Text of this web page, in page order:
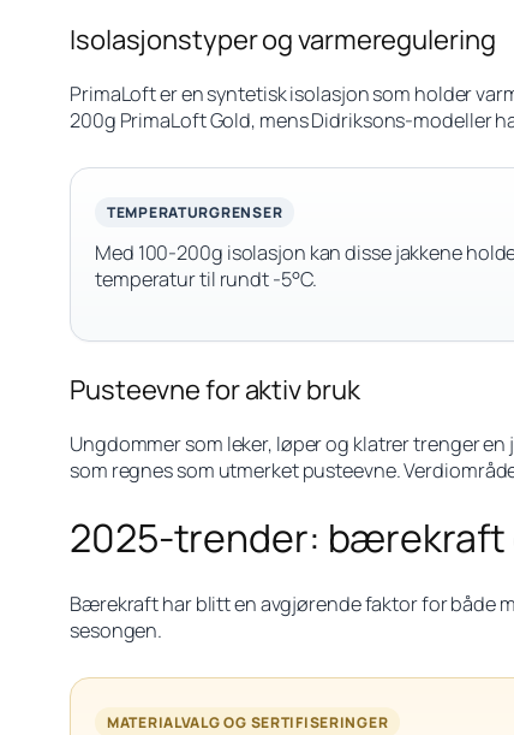
Isolasjonstyper og varmeregulering
PrimaLoft er en syntetisk isolasjon som holder
200g PrimaLoft Gold, mens Didriksons-modeller
TEMPERATURGRENSER
Med 100-200g isolasjon kan disse jakkene
temperatur til rundt -5°C.
Pusteevne for aktiv bruk
Ungdommer som leker, løper og klatrer trenger
som regnes som utmerket pusteevne.
2025-trender: bærekraft
Bærekraft har blitt en avgjørende faktor for både
sesongen.
MATERIALVALG OG SERTIFISERINGER